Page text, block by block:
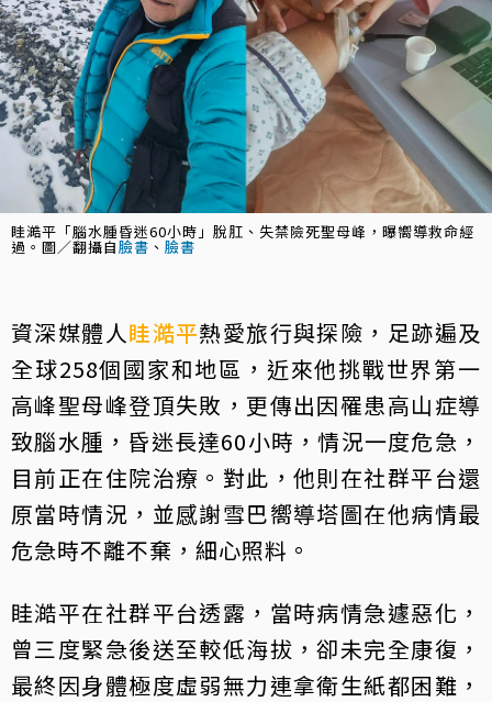
眭澔平「腦水腫昏迷60小時」脫肛、失禁險死聖母峰，曝嚮導救命經
過。圖／翻攝自臉書 、 臉書
資深媒體人眭澔平熱愛旅行與探險，足跡遍及
全球258個國家和地區，近來他挑戰世界第一
高峰聖母峰登頂失敗，更傳出因罹患高山症導
致腦水腫，昏迷長達60小時，情況一度危急，
目前正在住院治療。對此，他則在社群平台還
原當時情況，並感謝雪巴嚮導塔圖在他病情最
危急時不離不棄，細心照料。
眭澔平在社群平台透露，當時病情急遽惡化，
曾三度緊急後送至較低海拔，卻未完全康復，
最終因身體極度虛弱無力連拿衛生紙都困難，